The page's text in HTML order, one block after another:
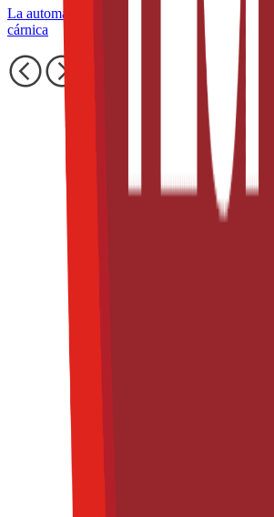
La automatización como aliada de la
cárnica